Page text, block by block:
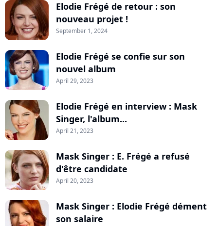
Elodie Frégé de retour : son
nouveau projet !
September 1, 2024
Elodie Frégé se confie sur son
nouvel album
April 29, 2023
Elodie Frégé en interview : Mask
Singer, l'album...
April 21, 2023
Mask Singer : E. Frégé a refusé
d'être candidate
April 20, 2023
Mask Singer : Elodie Frégé dément
son salaire